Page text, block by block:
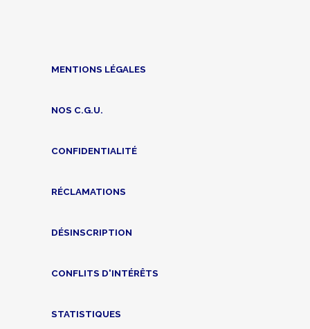
MENTIONS LÉGALES
NOS C.G.U.
CONFIDENTIALITÉ
RÉCLAMATIONS
DÉSINSCRIPTION
CONFLITS D'INTÉRÊTS
STATISTIQUES